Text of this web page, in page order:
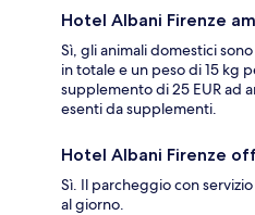
Hotel Albani Firenze
Sì, gli animali domestici
in totale e un peso di 15 kg
supplemento di 25 EUR ad
esenti da supplementi.
Hotel Albani Firenze
Sì. Il parcheggio con
al giorno.